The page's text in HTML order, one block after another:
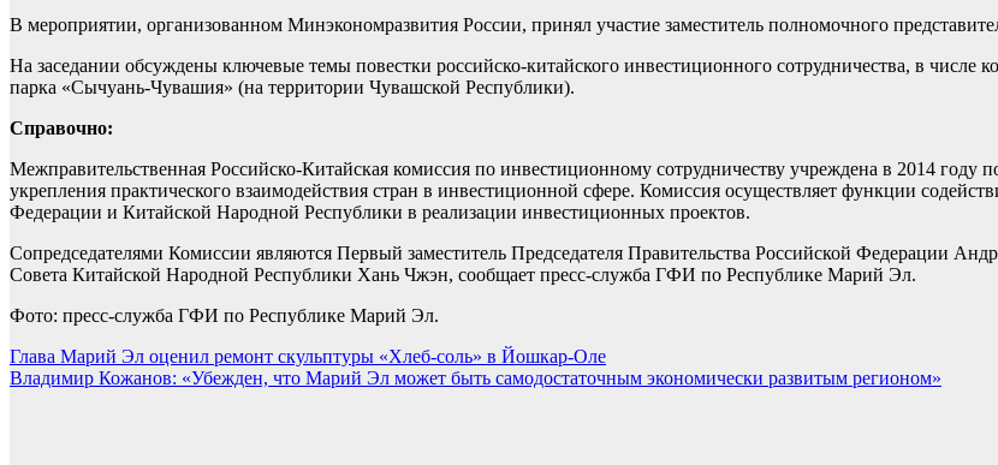
В мероприятии, организованном Минэкономразвития России, принял участие заместитель полномочного
На заседании обсуждены ключевые темы повестки российско-китайского инвестиционного сотрудничества, в
парка «Сычуань-Чувашия» (на территории Чувашской Республики).
Справочно:
Межправительственная Российско-Китайская комиссия по инвестиционному сотрудничеству учреждена в 2014 году
укрепления практического взаимодействия стран в инвестиционной сфере. Комиссия осуществляет функции
Федерации и Китайской Народной Республики в реализации инвестиционных проектов.
Сопредседателями Комиссии являются Первый заместитель Председателя Правительства Российской Федерации
Совета Китайской Народной Республики Хань Чжэн, сообщает пресс-служба ГФИ по Республике Марий Эл.
Фото: пресс-служба ГФИ по Республике Марий Эл.
Навигация
по
Глава Марий Эл оценил ремонт скульптуры «Хлеб-соль» в Йошкар-Оле
Владимир Кожанов: «Убежден, что Марий Эл может быть самодостаточным экономически развитым регионом»